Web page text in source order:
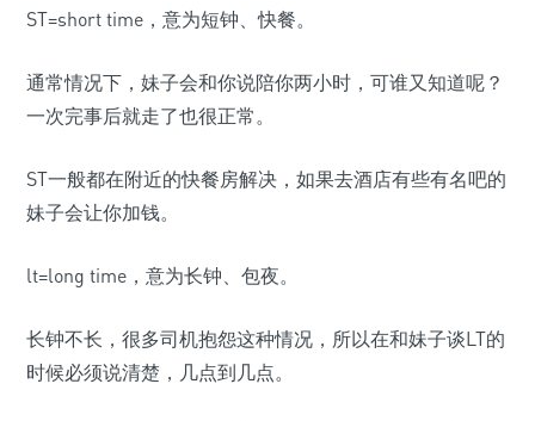
ST=short time，意为短钟、快餐。
通常情况下，妹子会和你说陪你两小时，可谁又知道呢？
一次完事后就走了也很正常。
ST一般都在附近的快餐房解决，如果去酒店有些有名吧的
妹子会让你加钱。
lt=long time，意为长钟、包夜。
长钟不长，很多司机抱怨这种情况，所以在和妹子谈LT的
时候必须说清楚，几点到几点。